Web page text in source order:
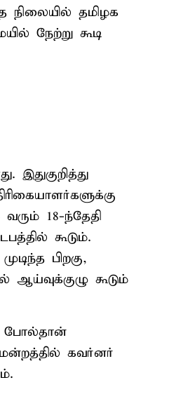
நிலையில் தமிழக
நேற்று கூடி
18-ந்தேதி
கூடும்.
பிறகு,
கூடும்
போல்தான்
கவர்னர்